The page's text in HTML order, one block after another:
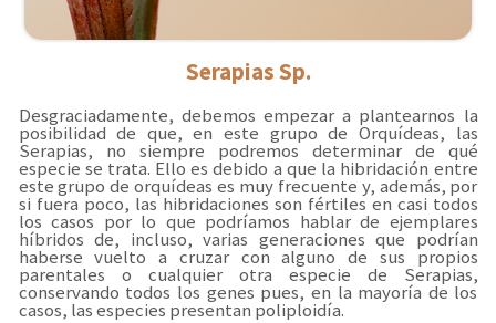
Serapias Sp.
Desgraciadamente, debemos empezar a plantearnos la
posibilidad de que, en este grupo de Orquídeas, las
Serapias, no siempre podremos determinar de qué
especie se trata. Ello es debido a que la hibridación entre
este grupo de orquídeas es muy frecuente y, además, por
si fuera poco, las hibridaciones son fértiles en casi todos
los casos por lo que podríamos hablar de ejemplares
híbridos de, incluso, varias generaciones que podrían
haberse vuelto a cruzar con alguno de sus propios
parentales o cualquier otra especie de Serapias,
conservando todos los genes pues, en la mayoría de los
casos, las especies presentan poliploidía.